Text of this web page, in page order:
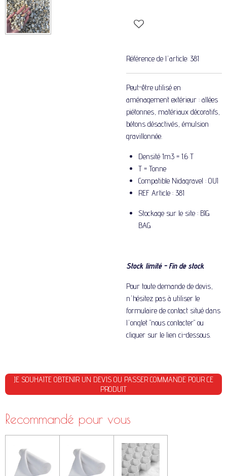
Référence de l'article: 381
Peut-être utilisé en
aménagement extérieur : allées
piétonnes, matériaux décoratifs,
bétons désactivés, émulsion
gravillonnée.
Densité 1m3 = 1.6 T
T = Tonne
Compatible Nidagravel : OUI
REF Article : 381
Stockage sur le site : BIG
BAG
Stock limité - Fin de stock
Pour toute demande de devis,
n'hésitez pas à utiliser le
formulaire de contact situé dans
l'onglet "nous contacter" ou
cliquer sur le lien ci-dessous.
JE SOUHAITE OBTENIR UN DEVIS OU PASSER COMMANDE POUR CE
PRODUIT
Recommandé pour vous